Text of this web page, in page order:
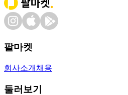
팔마켓
회사소개 채용
둘러보기